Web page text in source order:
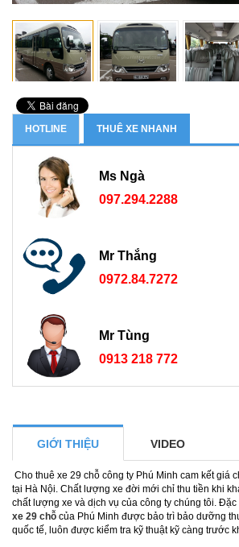
HOTLINE THUÊ XE NHANH
Ms Ngà
097.294.2288
Mr Thắng
0972.84.7272
Mr Tùng
0913 218 772
GIỚI THIỆU VIDEO
Cho thuê xe 29 chỗ công ty Phú Minh cam kết giá
tại Hà Nội. Chất lượng xe đời mới chỉ thu tiền khi
chất lượng xe và dịch vụ của công ty chúng tôi. Đặc
xe 29 chỗ của Phú Minh được bảo trì bảo dưỡng
quốc tế, luôn được kiểm tra kỹ thuật kỹ càng trước